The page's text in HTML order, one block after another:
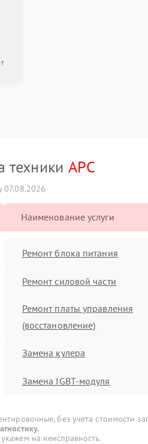
техники APC
07.08.2026
Наименование услуги
Ремонт блока питания
Ремонт силовой части
Ремонт платы управления
(восстановление)
Замена кулера
Замена IGBT-модуля
без учета стоимости
на неисправность.